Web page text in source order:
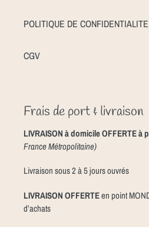
POLITIQUE DE CONFIDENTIALITE
CGV
Frais de port & livraison
LIVRAISON à domicile OFFERTE à
France Métropolitaine)
Livraison sous 2 à 5 jours ouvrés
LIVRAISON OFFERTEen point
d’achats